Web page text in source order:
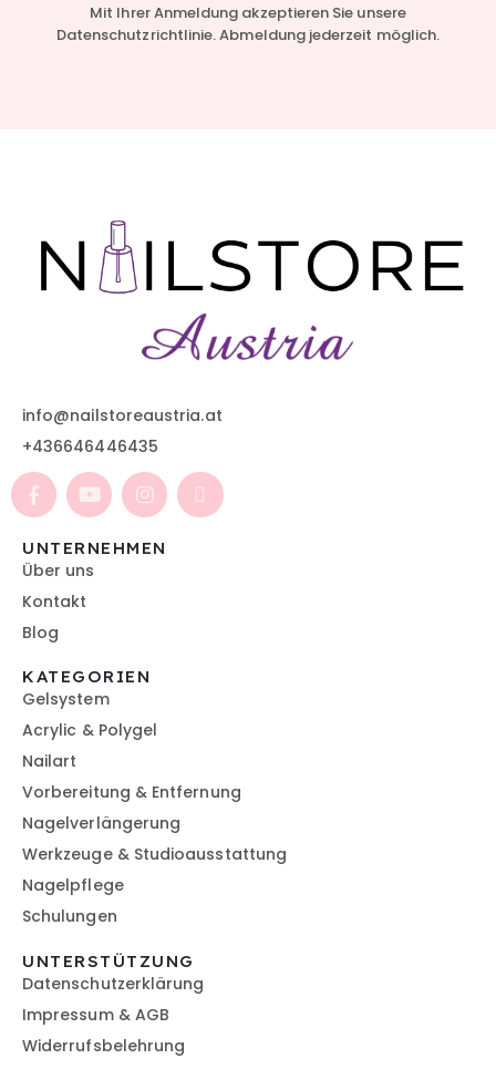
Mit Ihrer Anmeldung akzeptieren Sie unsere
Datenschutzrichtlinie. Abmeldung jederzeit möglich.
info@nailstoreaustria.at
+436646446435
UNTERNEHMEN
Über uns
Kontakt
Blog
KATEGORIEN
Gelsystem
Acrylic & Polygel
Nailart
Vorbereitung & Entfernung
Nagelverlängerung
Werkzeuge & Studioausstattung
Nagelpflege
Schulungen
UNTERSTÜTZUNG
Datenschutzerklärung
Impressum & AGB
Widerrufsbelehrung